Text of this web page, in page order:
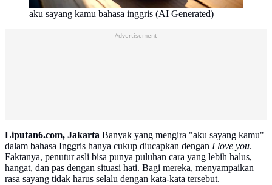
aku sayang kamu bahasa inggris (AI Generated)
Liputan6.com, Jakarta Banyak yang mengira "aku sayang kamu"
dalam bahasa Inggris hanya cukup diucapkan dengan I love you.
Faktanya, penutur asli bisa punya puluhan cara yang lebih halus,
hangat, dan pas dengan situasi hati. Bagi mereka, menyampaikan
rasa sayang tidak harus selalu dengan kata-kata tersebut.